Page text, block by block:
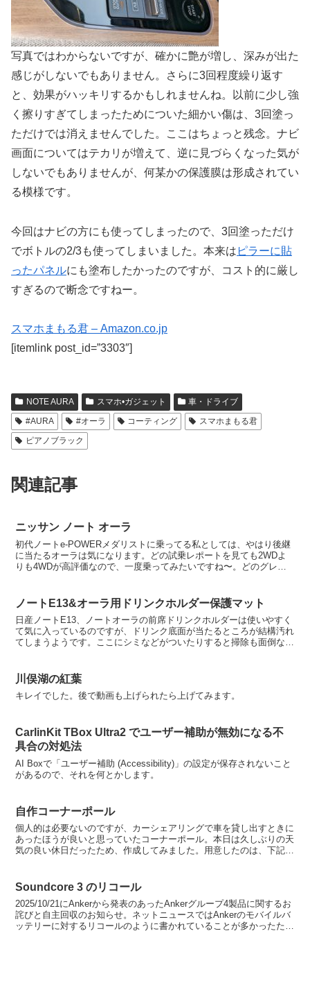
写真ではわからないですが、確かに艶が増し、深みが出た
感じがしないでもありません。さらに3回程度繰り返す
と、効果がハッキリするかもしれませんね。以前に少し強
く擦りすぎてしまったためについた細かい傷は、3回塗っ
ただけでは消えませんでした。ここはちょっと残念。ナビ
画面についてはテカリが増えて、逆に見づらくなった気が
しないでもありませんが、何某かの保護膜は形成されてい
る模様です。
今回はナビの方にも使ってしまったので、3回塗っただけ
でボトルの2/3も使ってしまいました。本来は ピラーに貼
ったパネルにも塗布したかったのですが、コスト的に厳し
すぎるので断念ですねー。
スマホまもる君 – Amazon.co.jp
[itemlink post_id=”3303″]
NOTE AURA スマホ•ガジェット
車・ドライブ
#AURA
#オーラ コーティング
スマホまもる君
ピアノブラック
関連記事
ニッサン ノート オーラ
初代ノートe-POWERメダリストに乗ってる私としては、やはり後継
に当たるオーラは気になります。どの試乗レポートを見ても2WDよ
りも4WDが高評価なので、一度乗ってみたいですね〜。どのグレー
ノートE13&オーラ用ドリンクホルダー保護マット
日産ノートE13、ノートオーラの前席ドリンクホルダーは使いやすく
て気に入っているのですが、ドリンク底面が当たるところが結構汚れ
てしまうようです。ここにシミなどがついたりすると掃除も面倒なの
川俣湖の紅葉
キレイでした。後で動画も上げられたら上げてみます。
CarlinKit TBox Ultra2 でユーザー補助が無効になる不
具合の対処法
AI Boxで「ユーザー補助 (Accessibility)」の設定が保存されないこと
があるので、それを何とかします。
自作コーナーポール
個人的は必要ないのですが、カーシェアリングで車を貸し出すときに
あったほうが良いと思っていたコーナーポール。本日は久しぶりの天
気の良い休日だったため、作成してみました。用意したのは、下記の
Soundcore 3 のリコール
2025/10/21にAnkerから発表のあったAnkerグループ4製品に関するお
詫びと自主回収のお知らせ。ネットニュースではAnkerのモバイルバ
ッテリーに対するリコールのように書かれていることが多かったため